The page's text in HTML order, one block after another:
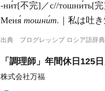
-ни́т[不完]／с//тошни́ть[
Меня́ тошни́т.｜私は吐
出典 プログレッシブ ロシア語辞典
「調理師」年間休日125
株式会社万福